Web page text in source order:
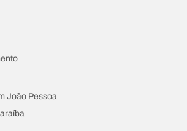
João Pessoa